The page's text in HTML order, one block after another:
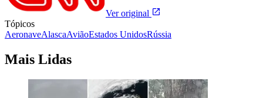
Ver original
Tópicos
AeronaveAlascaAviãoEstados UnidosRússia
Mais Lidas